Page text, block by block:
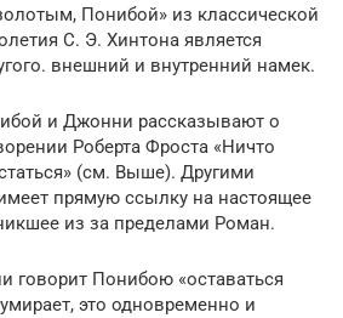
Понибой» из классической
С. Э. Хинтона является
внешний и внутренний намек.
и Джонни рассказывают о
Роберта Фроста «Ничто
(см. Выше). Другими
прямую ссылку на настоящее
из за пределами Роман.
говорит Понибою «оставаться
это одновременно и